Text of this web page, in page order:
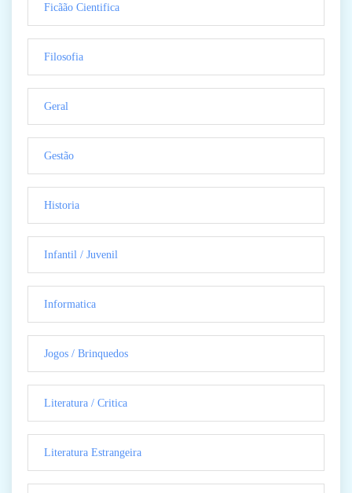
Ficãão Cientifica
Filosofia
Geral
Gestão
Historia
Infantil / Juvenil
Informatica
Jogos / Brinquedos
Literatura / Critica
Literatura Estrangeira